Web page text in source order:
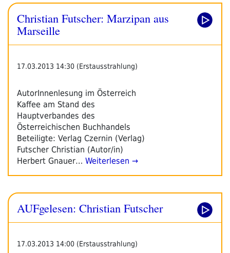
Christian Futscher: Marzipan aus
Marseille
17.03.2013 14:30 (Erstausstrahlung)
AutorInnenlesung im Österreich
Kaffee am Stand des
Hauptverbandes des
Österreichischen Buchhandels
Beteiligte: Verlag Czernin (Verlag)
Futscher Christian (Autor/in)
Herbert Gnauer… Weiterlesen →
AUFgelesen: Christian Futscher
17.03.2013 14:00 (Erstausstrahlung)